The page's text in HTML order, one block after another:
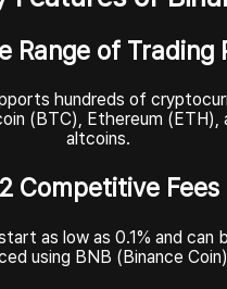
Range of Trading
hundreds of
(BTC), Ethereum (ETH),
altcoins.
Competitive Fees
as low as 0.1% and can
using BNB (Binance